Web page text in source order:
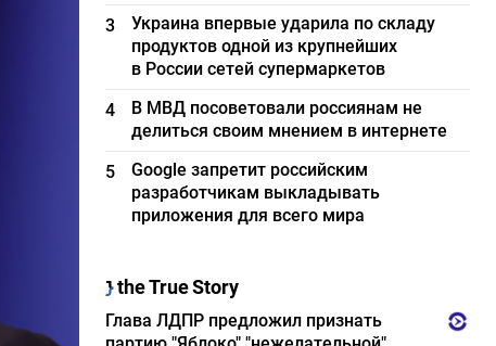
3
Украина впервые ударила по складу
продуктов одной из крупнейших
в России сетей супермаркетов
4
В МВД посоветовали россиянам не
делиться своим мнением в интернете
5
Google запретит российским
разработчикам выкладывать
приложения для всего мира